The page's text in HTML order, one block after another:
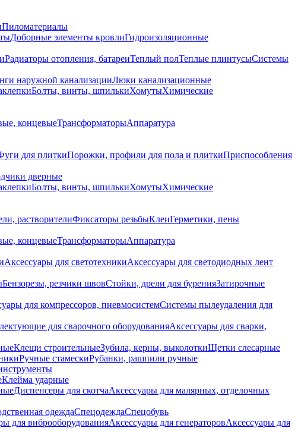
Пиломатериалы
Доборные элементы кровлиГидроизоляционные
Радиаторы отопления, батареиТеплый полТеплые плинтусыСистемы
наружной канализацииЛюки канализационные
Болты, винты, шпилькиХомутыХимические
концевыеТрансформаторыАппаратура
для плиткиПорожки, профили для пола и плиткиПриспособления
дверные
Болты, винты, шпилькиХомутыХимические
растворителиФиксаторы резьбыКлеиГерметики, пены
концевыеТрансформаторыАппаратура
Аксессуары для светотехникиАксессуары для светодиодных лент
Бензорезы, резчики швовСтойки, дрели для буренияЗатирочные
для компрессоров, пневмосистемСистемы пылеудаления для
для сварочного оборудованияАксессуары для сварки,
Клещи строительныеЗубила, керны, выколоткиЩетки слесарные
Ручные стамескиРубанки, рашпили ручные
Клейма ударные
Диспенсеры для скотчаАксессуары для малярных, отделочных
одеждаСпецодеждаСпецобувь
для виброоборудованияАксессуары для генераторовАксессуары для